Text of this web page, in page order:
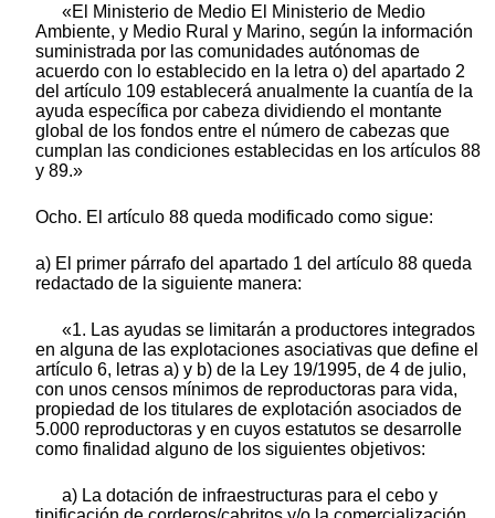
«El Ministerio de Medio El Ministerio de Medio
Ambiente, y Medio Rural y Marino, según la información
suministrada por las comunidades autónomas de
acuerdo con lo establecido en la letra o) del apartado 2
del artículo 109 establecerá anualmente la cuantía de la
ayuda específica por cabeza dividiendo el montante
global de los fondos entre el número de cabezas que
cumplan las condiciones establecidas en los artículos 88
y 89.»
Ocho. El artículo 88 queda modificado como sigue:
a) El primer párrafo del apartado 1 del artículo 88 queda
redactado de la siguiente manera:
«1. Las ayudas se limitarán a productores integrados
en alguna de las explotaciones asociativas que define el
artículo 6, letras a) y b) de la Ley 19/1995, de 4 de julio,
con unos censos mínimos de reproductoras para vida,
propiedad de los titulares de explotación asociados de
5.000 reproductoras y en cuyos estatutos se desarrolle
como finalidad alguno de los siguientes objetivos:
a) La dotación de infraestructuras para el cebo y